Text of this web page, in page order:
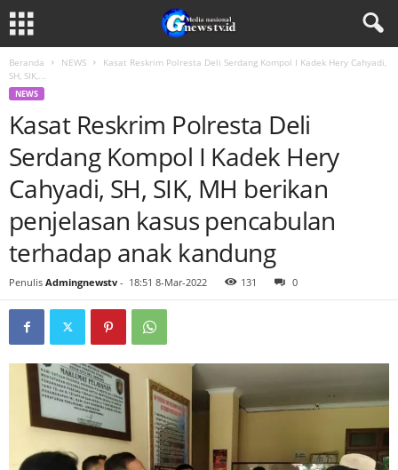
Beranda NEWS
Kasat Reskrim Polresta Deli Serdang Kompol I Kadek Hery Cahyadi,
SH, SIK,...
NEWS
Kasat Reskrim Polresta Deli
Serdang Kompol I Kadek Hery
Cahyadi, SH, SIK, MH berikan
penjelasan kasus pencabulan
terhadap anak kandung
Penulis Admingnewstv - 18:51 8-Mar-2022 131 0